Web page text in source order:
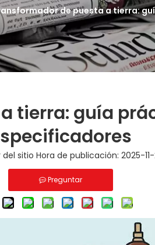
de puesta a tierra:
tierra: guía
sitio Hora de publicación: 2025-
Preguntar